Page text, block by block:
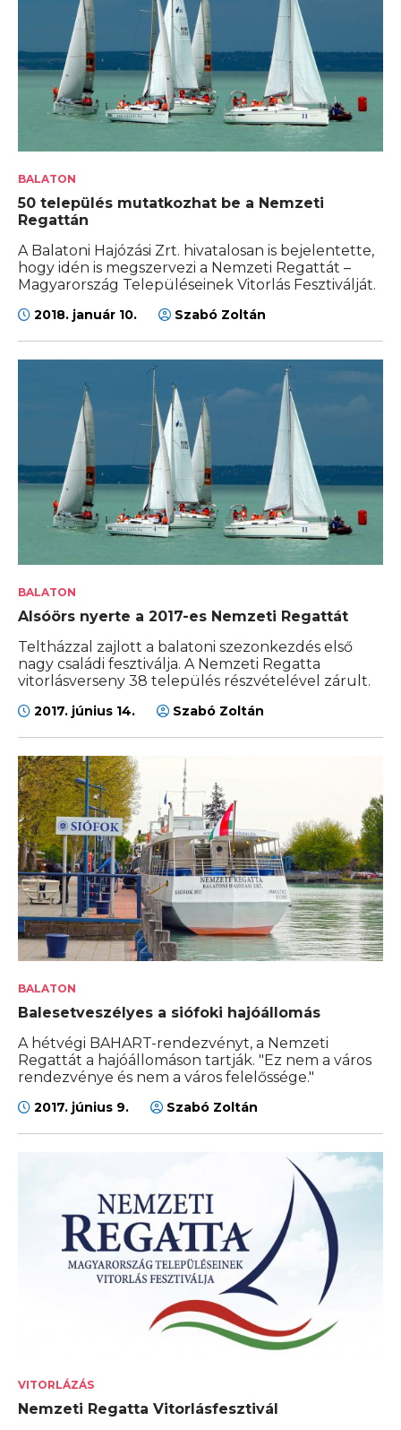
BALATON
50 település mutatkozhat be a Nemzeti
Regattán
A Balatoni Hajózási Zrt. hivatalosan is bejelentette,
hogy idén is megszervezi a Nemzeti Regattát –
Magyarország Településeinek Vitorlás Fesztiválját.
2018. január 10. Szabó Zoltán
BALATON
Alsóörs nyerte a 2017-es Nemzeti Regattát
Teltházzal zajlott a balatoni szezonkezdés első
nagy családi fesztiválja. A Nemzeti Regatta
vitorlásverseny 38 település részvételével zárult.
2017. június 14. Szabó Zoltán
BALATON
Balesetveszélyes a siófoki hajóállomás
A hétvégi BAHART-rendezvényt, a Nemzeti
Regattát a hajóállomáson tartják. "Ez nem a város
rendezvénye és nem a város felelőssége."
2017. június 9. Szabó Zoltán
VITORLÁZÁS
Nemzeti Regatta Vitorlásfesztivál